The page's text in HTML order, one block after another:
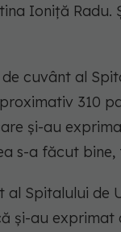
Ioniţă
cuvânt al
310
şi-au
s-a făcut
al Spitalului de
şi-au